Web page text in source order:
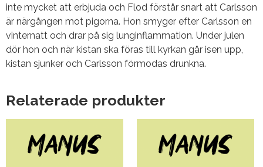
inte mycket att erbjuda och Flod förstår snart att Carlsson
är närgången mot pigorna. Hon smyger efter Carlsson en
vinternatt och drar på sig lunginflammation. Under julen
dör hon och när kistan ska föras till kyrkan går isen upp,
kistan sjunker och Carlsson förmodas drunkna.
Relaterade produkter